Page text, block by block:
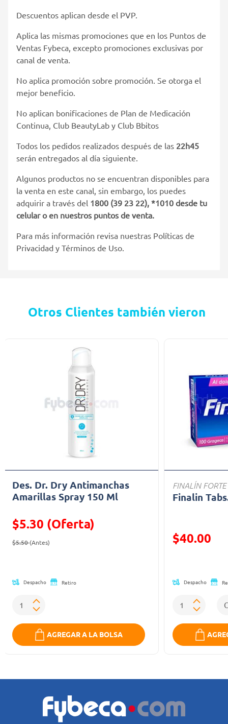
Descuentos aplican desde el PVP.
Aplica las mismas promociones que en los Puntos de
Ventas Fybeca, excepto promociones exclusivas por
canal de venta.
No aplica promoción sobre promoción. Se otorga el
mejor beneficio.
No aplican bonificaciones de Plan de Medicación
Continua, Club BeautyLab y Club Bbitos
Todos los pedidos realizados después de las 22h45
serán entregados al día siguiente.
Algunos productos no se encuentran disponibles para
la venta en este canal, sin embargo, los puedes
adquirir a través del 1800 (39 23 22), *1010 desde tu
celular o en nuestros puntos de venta.
Para más información revisa nuestras Políticas de
Privacidad y Términos de Uso.
Otros Clientes también vieron
Des. Dr. Dry Antimanchas
Amarillas Spray 150 Ml
$5.30 (Oferta)
Precio reducido de
$5.50(Antes)
Despacho Retiro
AGREGAR A LA BOLSA
FINALÍN FORTE
Finalin
Precio
$40.00
Despacho